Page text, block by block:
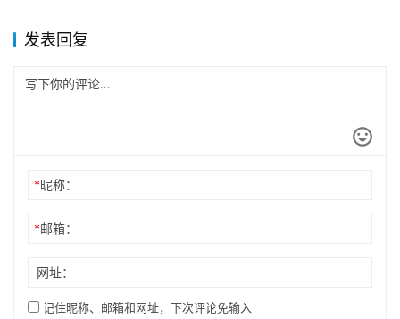
发表回复
*昵称：
*邮箱：
网址：
记住昵称、邮箱和网址，下次评论免输入